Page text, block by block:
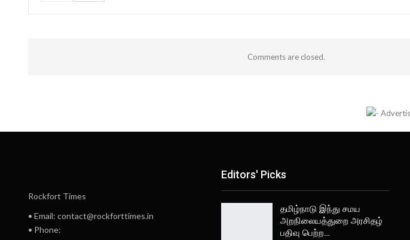
Comments are closed.
Rockfort Times
• Email: contact@rockforttimes.in
• Phone:
Editors' Picks
தமிழ்நாடு இந்து சமய
அறநிலையத்துறை அரசிதழ்
பதிவு பெற்ற…